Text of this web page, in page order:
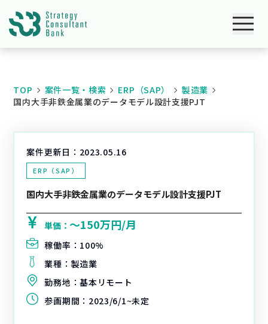
TOP 案件一覧・検索 ERP（SAP）
製造業
国内大手非鉄金属業のデータモデル設計支援PJT
案件更新日： 2023.05.16
ERP（SAP）
国内大手非鉄金属業のデータモデル設計支援PJT
単価：〜150万円/月
稼働率： 100%
業種： 製造業
勤務地：基本リモート
参画期間： 2023/6/1~未定